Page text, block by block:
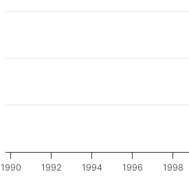
1990 1992 1994 1996 1998